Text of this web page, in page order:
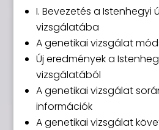
I. Bevezetés a Istenhegyi
vizsgálatába
A genetikai vizsgálat
Új eredmények a
vizsgálatából
A genetikai vizsgálat
információk
A genetikai vizsgálat